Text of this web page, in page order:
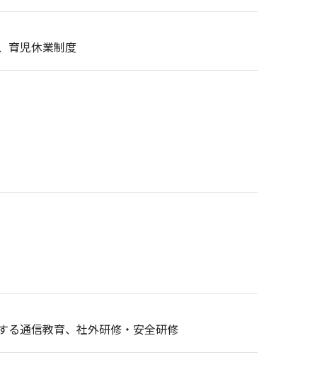
育児休業制度
る通信教育、社外研修・安全研修